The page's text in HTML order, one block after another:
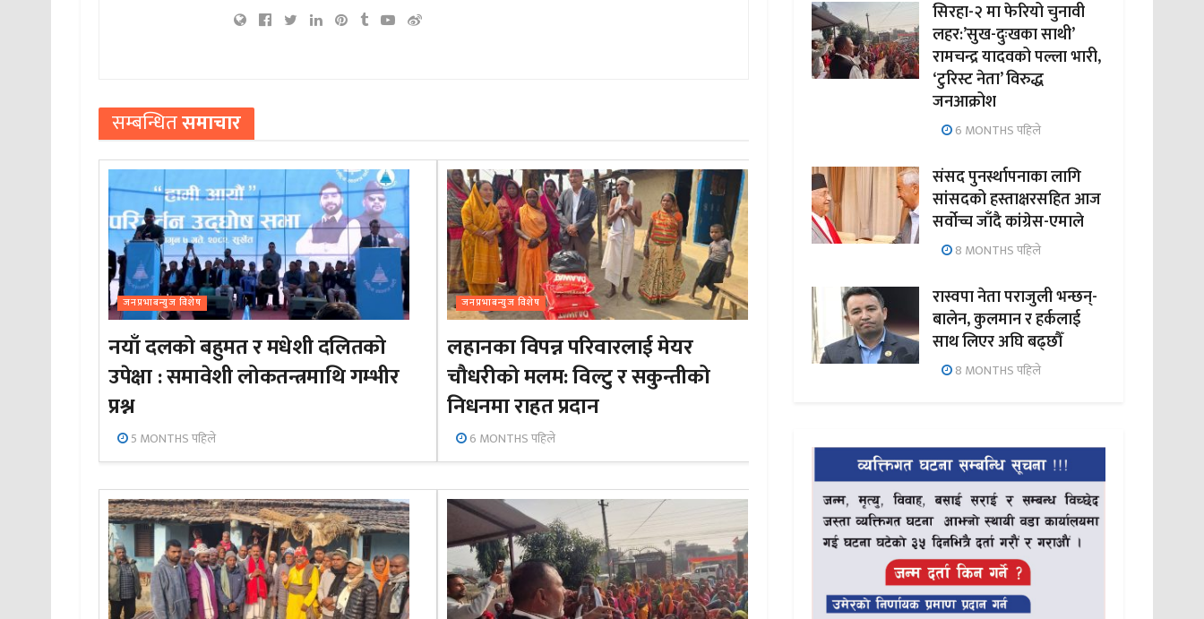
सम्बन्धितसमाचार
जनप्रभाबन्युज विशेष
नयाँ दलको बहुमत र मधेशी दलितको
उपेक्षा : समावेशी लोकतन्त्रमाथि गम्भीर
प्रश्न
5 MONTHS पहिले
जनप्रभाबन्युज विशेष
लहानका विपन्न परिवारलाई मेयर
चौधरीको मलम: विल्टु र सकुन्तीको
निधनमा राहत प्रदान
6 MONTHS पहिले
सिरहा-२ मा फेरियो चुनावी
लहर:’सुख-दुःखका साथी’
रामचन्द्र यादवको पल्ला भारी,
‘टुरिस्ट नेता’ विरुद्ध
जनआक्रोश
6 MONTHS पहिले
संसद पुनर्स्थापनाका लागि
सांसदको हस्ताक्षरसहित आज
सर्वोच्च जाँदै कांग्रेस-एमाले
8 MONTHS पहिले
रास्वपा नेता पराजुली भन्छन्-
बालेन, कुलमान र हर्कलाई
साथ लिएर अघि बढ्छौँ
8 MONTHS पहिले